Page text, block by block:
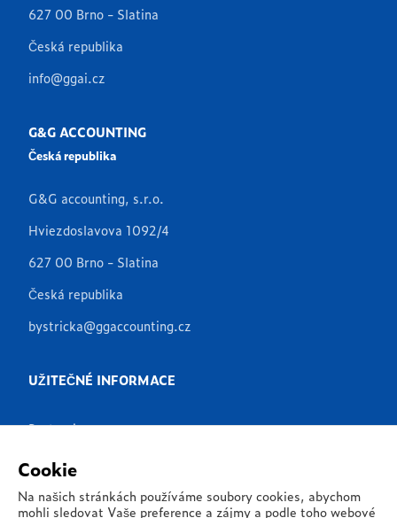
627 00 Brno - Slatina
Česká republika
info@ggai.cz
G&G ACCOUNTING
Česká republika
G&G accounting, s.r.o.
Hviezdoslavova 1092/4
627 00 Brno - Slatina
Česká republika
bystricka@ggaccounting.cz
UŽITEČNÉ INFORMACE
Partneři
Produkty
Aplikace
Cookie
Na našich stránkách používáme soubory cookies, abychom
mohli sledovat Vaše preference a zájmy a podle toho webové